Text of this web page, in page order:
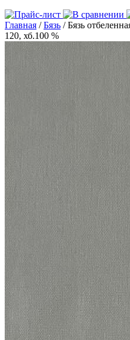
Главная /Бязь / Бязь
120, хб.100 %